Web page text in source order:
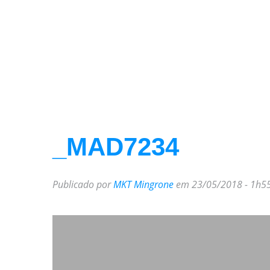
_MAD7234
Publicado porMKT Mingrone em 23/05/2018 -